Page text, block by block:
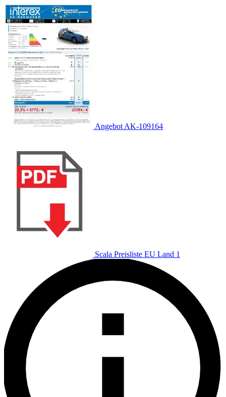
Angebot AK-109164
Scala Preisliste EU Land 1